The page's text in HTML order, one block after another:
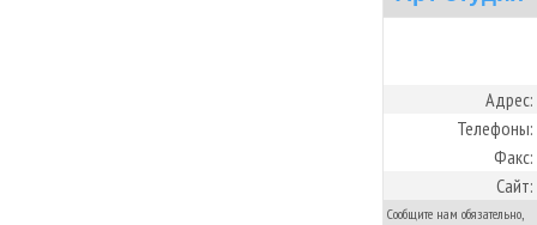
Адрес:
Телефоны:
Факс:
Сайт:
Сообщите нам обязательно,